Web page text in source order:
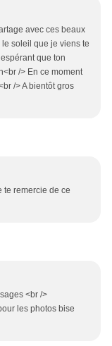
avec ces beaux
soleil que je viens te
que ton
/> En ce moment
/> A bientôt gros
te remercie de ce
<br />
les photos bise